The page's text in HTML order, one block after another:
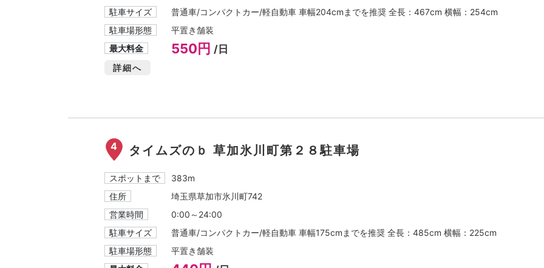
駐車サイズ
普通車/コンパクトカー/軽自動車 車幅204cmまでを推奨 全長：467cm 横幅：254cm
駐車場形態
平置き舗装
最大料金
550円 /日
詳細へ
4 タイムズのｂ 草加氷川町第２８駐車場
スポットまで
383m
住所
埼玉県草加市氷川町742
営業時間
0:00～24:00
駐車サイズ
普通車/コンパクトカー/軽自動車 車幅175cmまでを推奨 全長：485cm 横幅：225cm
駐車場形態
平置き舗装